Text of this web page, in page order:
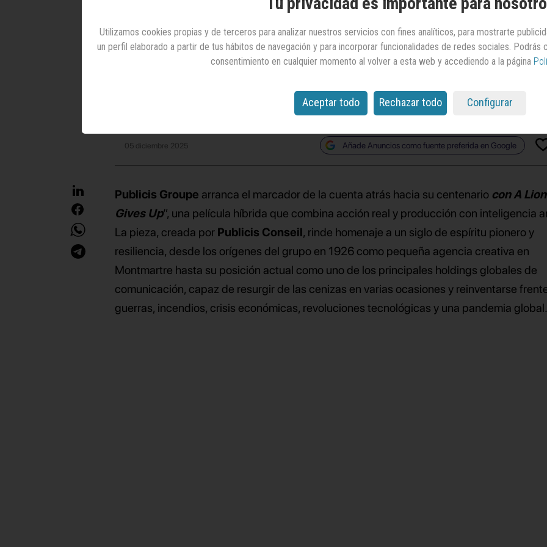
el centenario dePublicis
El grupo, que cumplirá 100 años en 2026, ha recurrido a la creatividad de
05 diciembre 2025 Añade Anuncios como fuente preferida en Google
Publicis Groupe arranca el marcador de la cuenta atrás hacia su centenario con A
Gives Up”, una película híbrida que combina acción real y producción con inteligencia
La pieza, creada por Publicis Conseil, rinde homenaje a un siglo de espíritu pionero y
resiliencia, desde los orígenes del grupo en 1926 como pequeña agencia creativa en
Montmartre hasta su posición actual como uno de los principales holdings globales de
comunicación, capaz de resurgir de las cenizas en varias ocasiones y reinventarse
guerras, incendios, crisis económicas, revoluciones tecnológicas y una pandemia global.
Utilizamos cookies propias y de terceros para analizar nuestros servicios con fines analíticos, para mostrarte
un perfil elaborado a partir de tus hábitos de navegación y para incorporar funcionalidades de redes sociales.
consentimiento en cualquier momento al volver a esta web y accediendo a la página
Aceptar todo Rechazar todo Configurar